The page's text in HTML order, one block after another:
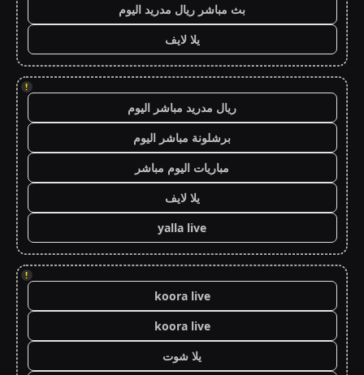
بث مباشر ريال مدريد اليوم
يلا لايف
!
ريال مدريد مباشر اليوم
برشلونة مباشر اليوم
مباريات اليوم مباشر
يلا لايف
yalla live
!
koora live
koora live
يلا شوت